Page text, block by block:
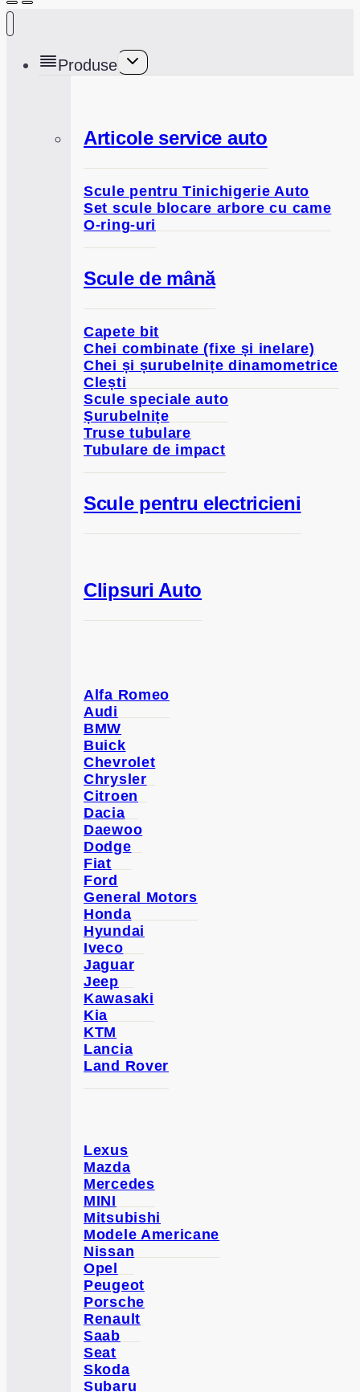
Produse
Toggle
Articole service auto
Scule pentru Tinichigerie Auto
Set scule blocare arbore cu came
O-ring-uri
Scule de mână
Capete bit
Chei combinate (fixe și inelare)
Chei și șurubelnițe dinamometrice
Clești
Scule speciale auto
Șurubelnițe
Truse tubulare
Tubulare de impact
Scule pentru electricieni
Clipsuri Auto
Alfa Romeo
Audi
BMW
Buick
Chevrolet
Chrysler
Citroen
Dacia
Daewoo
Dodge
Fiat
Ford
General Motors
Honda
Hyundai
Iveco
Jaguar
Jeep
Kawasaki
Kia
KTM
Lancia
Land Rover
Lexus
Mazda
Mercedes
MINI
Mitsubishi
Modele Americane
Nissan
Opel
Peugeot
Porsche
Renault
Saab
Seat
Skoda
Subaru